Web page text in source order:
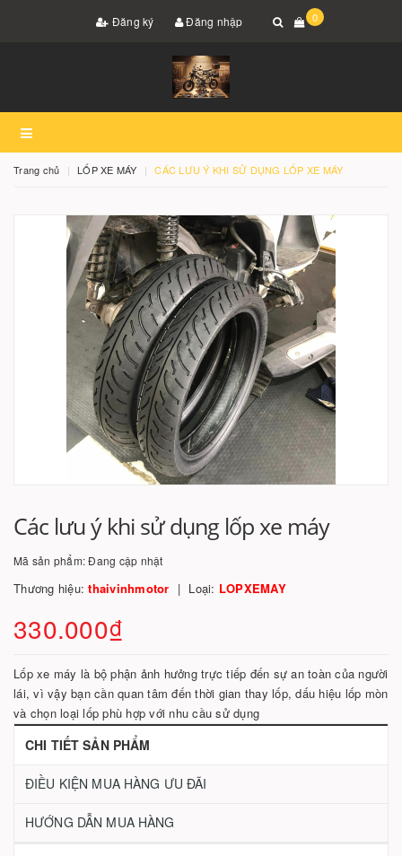
Đăng ký Đăng nhập 0
Trang chủ LỐP XE MÁY CÁC LƯU Ý KHI SỬ DỤNG LỐP XE MÁY
Các lưu ý khi sử dụng lốp xe máy
Mã sản phẩm:Đang cập nhật
Thương hiệu:thaivinhmotor Loại: LOPXEMAY
330.000₫
Lốp xe máy là bộ phận ảnh hưởng trực tiếp đến sự an toàn của người
lái, vì vậy bạn cần quan tâm đến thời gian thay lốp, dấu hiệu lốp mòn
và chọn loại lốp phù hợp với nhu cầu sử dụng
CHI TIẾT SẢN PHẨM
ĐIỀU KIỆN MUA HÀNG ƯU ĐÃI
HƯỚNG DẪN MUA HÀNG